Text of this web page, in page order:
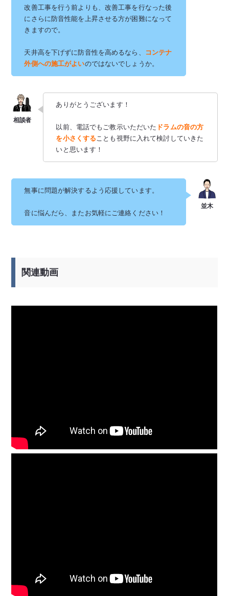
改善工事を行う前よりも、改善工事を行なった後
にさらに防音性能を上昇させる方が困難になって
きますので。
天井高を下げずに防音性を高めるなら、
コンテナ
外側への施工がよいのではないでしょうか。
ありがとうございます！
以前、電話でもご教示いただいた ドラムの音の方
を小さくする ことも視野に入れて検討していきた
いと思います！
無事に問題が解決するよう応援しています。
音に悩んだら、またお気軽にご連絡ください！
関連動画